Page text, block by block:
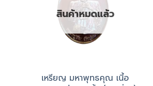
สินค้าหมดแล้ว
เหรียญ มหาพุทธคุณ เนี้อ